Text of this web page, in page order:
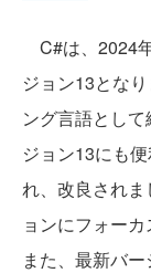
C#は、2024
ジョン13とな
ング言語とし
ジョン13にも
れ、改良され
ョンにフォー
また、最新バ